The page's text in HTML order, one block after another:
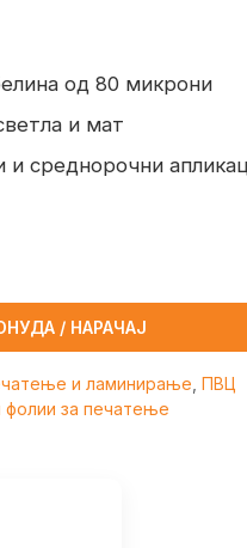
од 80 микрони
и мат
и среднорочни
/ НАРАЧАЈ
и ламинирање ПВЦ
за печатење